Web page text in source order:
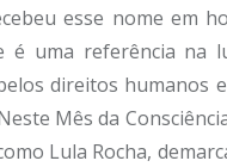
esse nome em
é uma referência na
direitos humanos
Mês da
Lula Rocha,